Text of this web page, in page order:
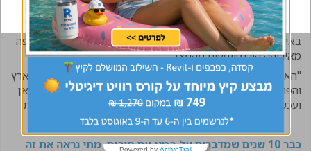
דבר נוסף, העלות ושכר הטרחה באירופה לדוגמא הוא הרבה יותר
באירופה מתחילים משכר טרחה של 6-7%. המהנדסים שהגיעו לפה
מאירופה היו מזועזעים מהמצב.
"האשמים העיקריים בכך הם אנחנו, ישנו לחץ רב בענף הבנייה בארץ
והפרויקטים נחטפים כי תמיד יהיה מישהו שלחוץ ורוצה פרויקט כאן
ועכשיו". מסיבות אלו ונוספות, שכר התכנון בארץ הוא נמוך יחסית.
כבר 10 שנים שמדברים על בטון עם סיבים, מתי נראה את זה
Powered by ActiveTrail